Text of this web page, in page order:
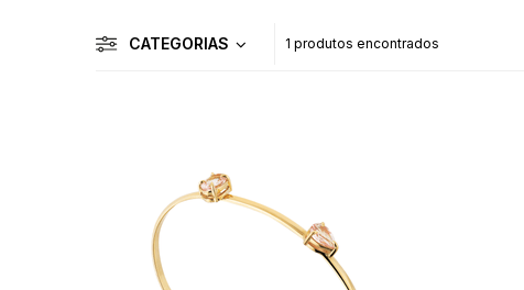
CATEGORIAS 1 produtos encontrados